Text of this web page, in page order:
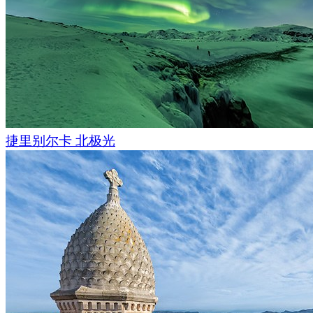
图片和视频拍摄Stanislav Sedov；视频制作
捷里别尔卡 北极光